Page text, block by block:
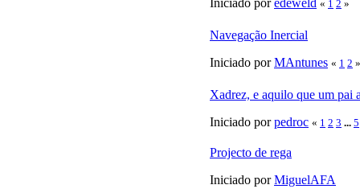
Iniciado poredeweld « 1 2 »
Navegação Inercial
Iniciado porMAntunes « 1 2 »
Xadrez, e aquilo que um pai
Iniciado porpedroc « 1 2 3 ... 5
Projecto de rega
Iniciado porMiguelAFA